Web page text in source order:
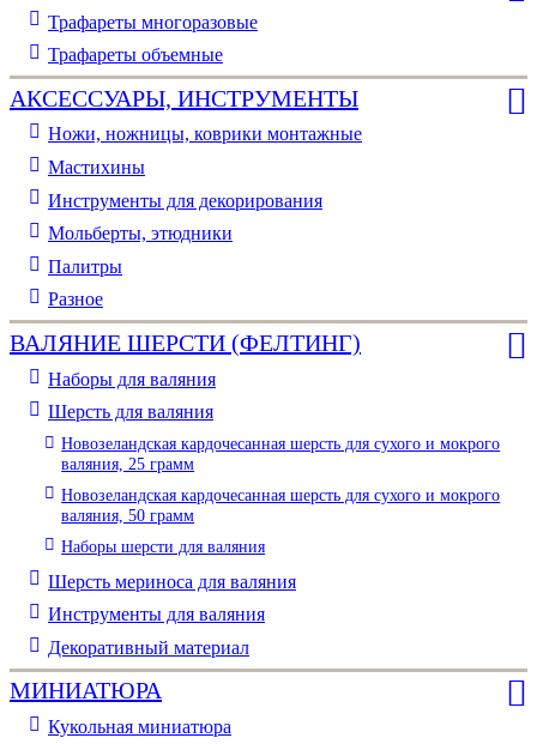
Трафареты многоразовые
Трафареты объемные
АКСЕССУАРЫ, ИНСТРУМЕНТЫ
Ножи, ножницы, коврики монтажные
Мастихины
Инструменты для декорирования
Мольберты, этюдники
Палитры
Разное
ВАЛЯНИЕ ШЕРСТИ (ФЕЛТИНГ)
Наборы для валяния
Шерсть для валяния
Новозеландская кардочесанная шерсть для сухого и мокрого
валяния, 25 грамм
Новозеландская кардочесанная шерсть для сухого и мокрого
валяния, 50 грамм
Наборы шерсти для валяния
Шерсть мериноса для валяния
Инструменты для валяния
Декоративный материал
МИНИАТЮРА
Кукольная миниатюра